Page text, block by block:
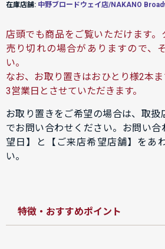
在庫店舗: 中野ブロードウェイ店/NAKANO
店頭でも商品をご覧いただけます。
売り切れの場合がありますので、
い。
なお、お取り置きはおひとり様2本
3営業日とさせていただきます。
お取り置きをご希望の場合は、取扱
でお問い合わせください。お問い
望日】と【ご来店希望店舗】をあ
い。
特徴・おすすめポイント